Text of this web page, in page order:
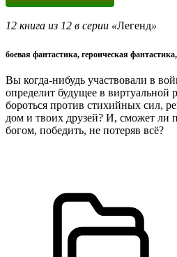
12 книга из 12 в серии «Легенд»
боевая фантастика, героическая
Вы когда-нибудь участвовали в
определит будущее в виртуальной
бороться против стихийных сил,
дом и твоих друзей? И, сможет ли
богом, победить, не потеряв всё?